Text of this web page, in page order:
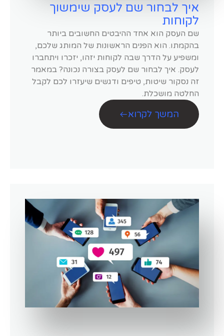
איך לבחור שם לעסק שימשוך
לקוחות
שם העסק הוא אחד ההיבטים החשובים ביותר
בהקמתו. הוא הפנים הראשונות של המותג שלכם,
ומשפיע על הדרך שבה לקוחות יזהו, יזכרו ויתחברו
לעסק. איך לבחור שם לעסק בצורה נכונה? במאמר
זה נסקור שיטות, טיפים ודגשים שיעזרו לכם לקבל
החלטה מושכלת.
המשך לקרוא